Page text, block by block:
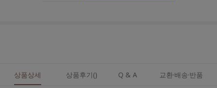
상품상세 상품후기() Q & A 교환·배송·반품